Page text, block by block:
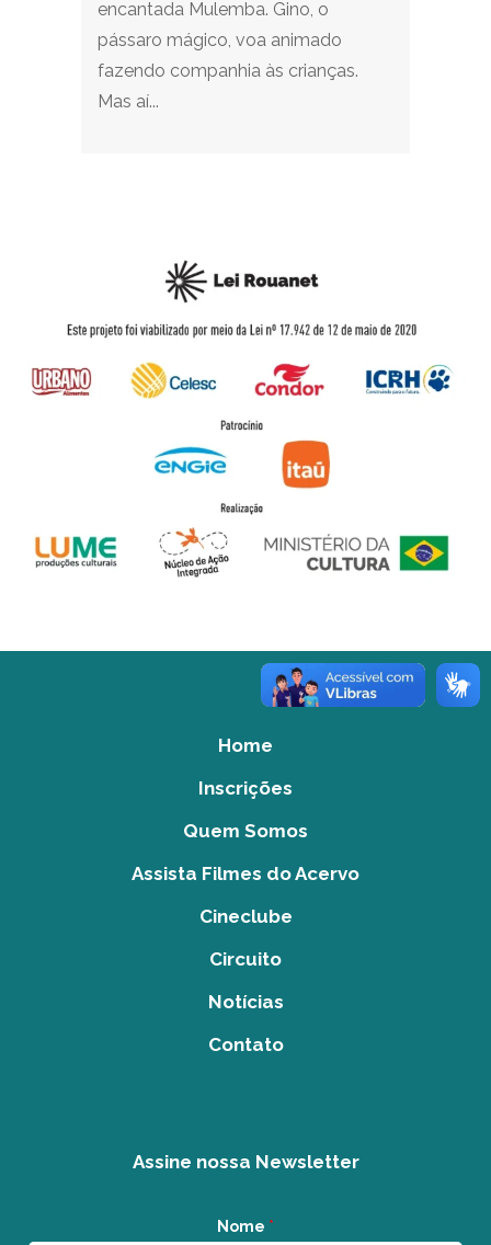
encantada Mulemba. Gino, o
pássaro mágico, voa animado
fazendo companhia às crianças.
Mas aí...
Home
Inscrições
Quem Somos
Assista Filmes do Acervo
Cineclube
Circuito
Notícias
Contato
Assine nossa Newsletter
Nome *